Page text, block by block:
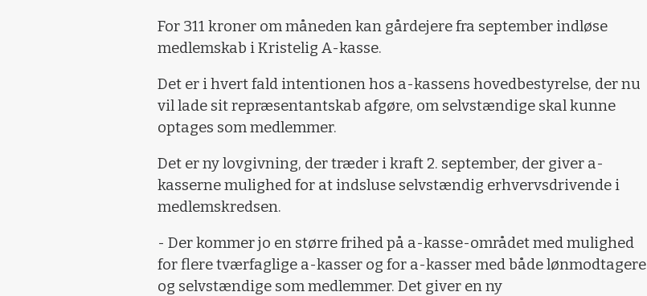
For 311 kroner om måneden kan gårdejere fra september indløse
medlemskab i Kristelig A-kasse.
Det er i hvert fald intentionen hos a-kassens hovedbestyrelse, der nu
vil lade sit repræsentantskab afgøre, om selvstændige skal kunne
optages som medlemmer.
Det er ny lovgivning, der træder i kraft 2. september, der giver a-
kasserne mulighed for at indsluse selvstændig erhvervsdrivende i
medlemskredsen.
- Der kommer jo en større frihed på a-kasse-området med mulighed
for flere tværfaglige a-kasser og for a-kasser med både lønmodtagere
og selvstændige som medlemmer. Det giver en ny